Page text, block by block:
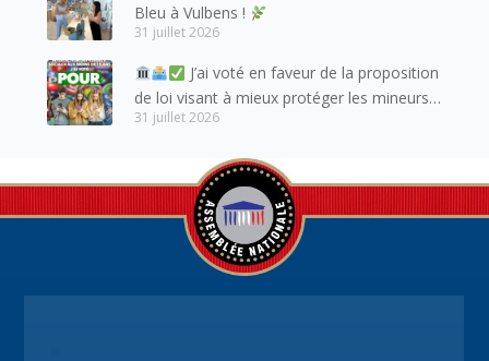
Bleu à Vulbens !
31 juillet 2026
J’ai voté en faveur de la proposition
de loi visant à mieux protéger les mineurs
des risques liés à l’utilisation des réseaux
31 juillet 2026